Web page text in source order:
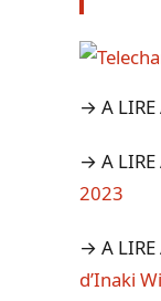
→ A LIRE
→ A LIRE
2023
→ A LIRE
d’Inaki